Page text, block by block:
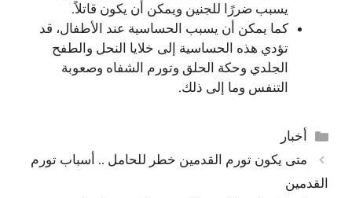
يسبب ضررًا للجنين ويمكن أن يكون قاتلاً.
كما يمكن أن يسبب الحساسية عند الأطفال، قد
تؤدي هذه الحساسية إلى خلايا النحل والطفح
الجلدي وحكة الحلق وتورم الشفاه وصعوبة
التنفس وما إلى ذلك.
التصنيفات
أخبار
متى يكون تورم القدمين خطر للحامل .. أسباب تورم
القدمين